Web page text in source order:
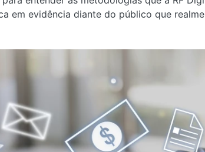
em evidência diante do público que